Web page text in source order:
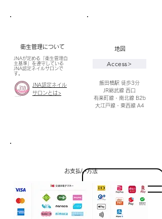
衛生管理について
JNAが定める「衛生管理自
主基準」を遵守している
JNA認定ネイルサロンで
す。
JNA認定ネイル
サロンとは>
​地図​
Access>
​飯田橋駅 徒歩3分​
JR総武線 西口
​有楽町線・ 南北線 B2b
大江戸線・ 東西線 A4
​お支払い方法